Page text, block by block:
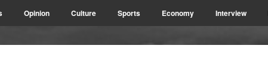
Opinion Culture Sports Economy Interview